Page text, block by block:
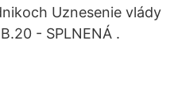
Uznesenie vlády
- SPLNENÁ .